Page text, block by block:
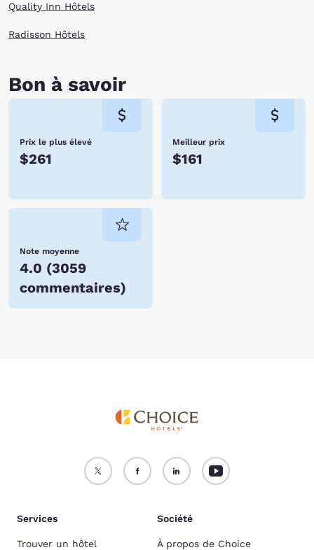
Quality Inn Hôtels
Radisson Hôtels
Bon à savoir
Prix le plus élevé
$261
Meilleur prix
$161
Note moyenne
4.0 (3059
commentaires)
Services
Trouver un hôtel
Société
À propos de Choice